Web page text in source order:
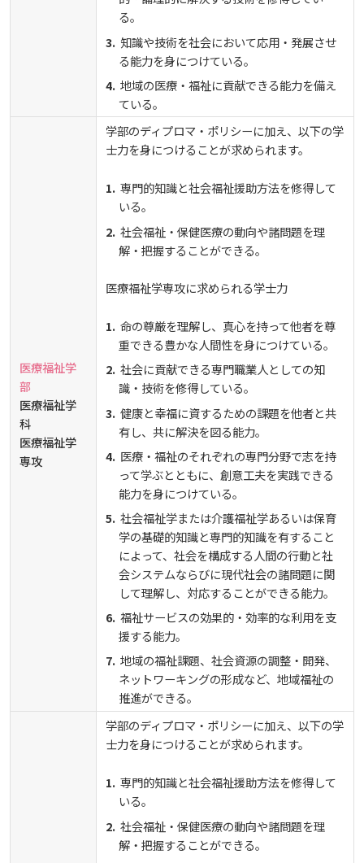
る。
知識や技術を社会において応用・発展させ
る能力を身につけている。
地域の医療・福祉に貢献できる能力を備え
ている。
医療福祉学
部
医療福祉学
科
医療福祉学
専攻
学部のディプロマ・ポリシーに加え、以下の学
士力を身につけることが求められます。
専門的知識と社会福祉援助方法を修得して
いる。
社会福祉・保健医療の動向や諸問題を理
解・把握することができる。
医療福祉学専攻に求められる学士力
命の尊厳を理解し、真心を持って他者を尊
重できる豊かな人間性を身につけている。
社会に貢献できる専門職業人としての知
識・技術を修得している。
健康と幸福に資するための課題を他者と共
有し、共に解決を図る能力。
医療・福祉のそれぞれの専門分野で志を持
って学ぶとともに、創意工夫を実践できる
能力を身につけている。
社会福祉学または介護福祉学あるいは保育
学の基礎的知識と専門的知識を有すること
によって、社会を構成する人間の行動と社
会システムならびに現代社会の諸問題に関
して理解し、対応することができる能力。
福祉サービスの効果的・効率的な利用を支
援する能力。
地域の福祉課題、社会資源の調整・開発、
ネットワーキングの形成など、地域福祉の
推進ができる。
学部のディプロマ・ポリシーに加え、以下の学
士力を身につけることが求められます。
専門的知識と社会福祉援助方法を修得して
いる。
社会福祉・保健医療の動向や諸問題を理
解・把握することができる。